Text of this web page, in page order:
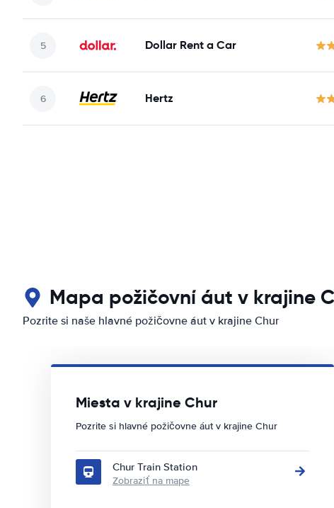
Dollar Rent a Car
Hertz
Mapa požičovní áut v krajine
Pozrite si naše hlavné požičovne áut v krajine Chur
Miesta v krajine Chur
Pozrite si hlavné požičovne áut v krajine Chur
Chur Train Station
Zobraziť na mape